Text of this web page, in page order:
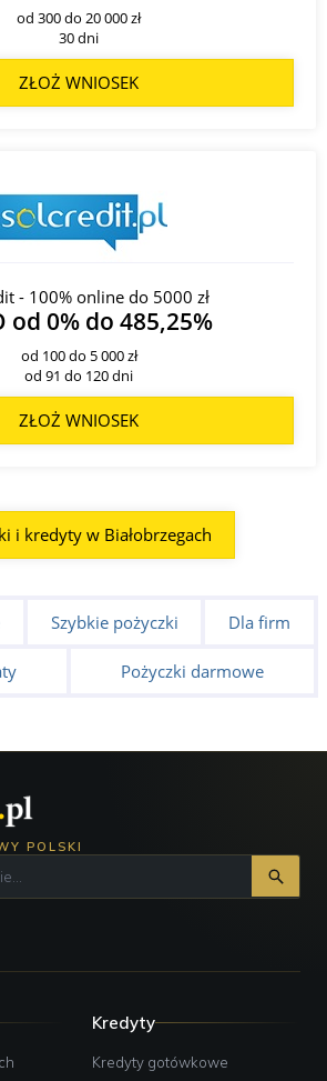
od 300 do 20 000 zł
30 dni
ZŁOŻ WNIOSEK
- 100% online do 5000 zł
od 0% do 485,25%
od 100 do 5 000 zł
od 91 do 120 dni
ZŁOŻ WNIOSEK
i kredyty w Białobrzegach
Szybkie pożyczki Dla firm
Pożyczki darmowe
POLSKI
Kredyty
Kredyty gotówkowe